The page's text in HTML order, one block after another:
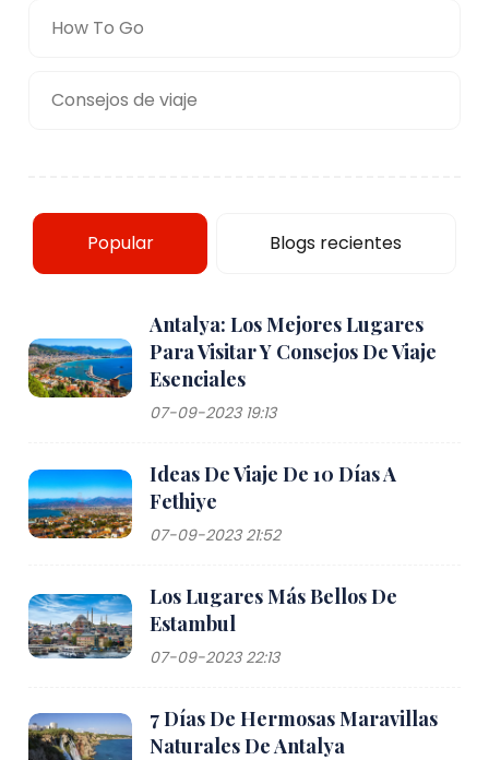
How To Go
Consejos de viaje
Popular Blogs recientes
Antalya: Los Mejores Lugares
Para Visitar Y Consejos De Viaje
Esenciales
07-09-2023 19:13
Ideas De Viaje De 10 Días A
Fethiye
07-09-2023 21:52
Los Lugares Más Bellos De
Estambul
07-09-2023 22:13
7 Días De Hermosas Maravillas
Naturales De Antalya